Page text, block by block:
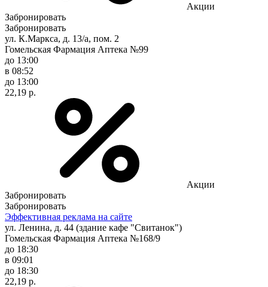
Акции
Забронировать
Забронировать
ул. К.Маркса, д. 13/а, пом. 2
Гомельская Фармация Аптека №99
до 13:00
в 08:52
до 13:00
22,19 р.
Акции
Забронировать
Забронировать
Эффективная реклама на сайте
ул. Ленина, д. 44 (здание кафе "Свитанок")
Гомельская Фармация Аптека №168/9
до 18:30
в 09:01
до 18:30
22,19 р.